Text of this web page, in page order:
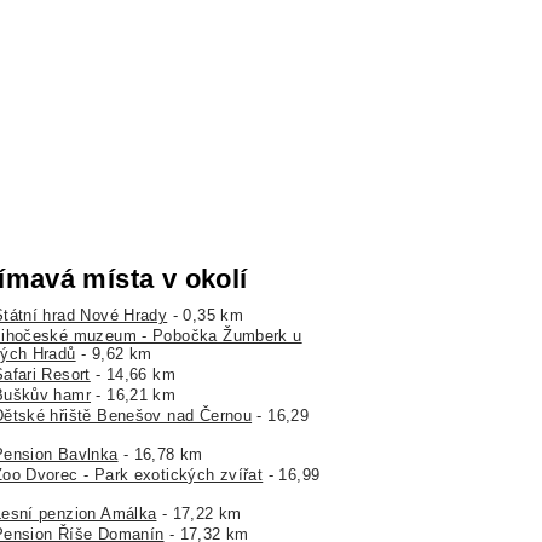
místa v okolí
hrad Nové Hrady - 0,35 km
muzeum - Pobočka Žumberk u
Hradů - 9,62 km
Resort - 14,66 km
hamr - 16,21 km
hřiště Benešov nad Černou - 16,29
Bavlnka- 16,78 km
Dvorec - Park exotických zvířat - 16,99
penzion Amálka- 17,22 km
Říše Domanín - 17,32 km